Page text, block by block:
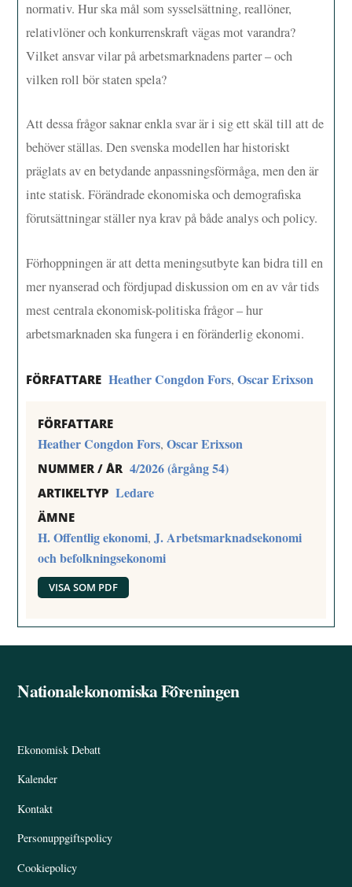
normativ. Hur ska mål som sysselsättning, reallöner,
relativlöner och konkurrenskraft vägas mot varandra?
Vilket ansvar vilar på arbetsmarknadens parter – och
vilken roll bör staten spela?
Att dessa frågor saknar enkla svar är i sig ett skäl till att de
behöver ställas. Den svenska modellen har historiskt
präglats av en betydande anpassningsförmåga, men den är
inte statisk. Förändrade ekonomiska och demografiska
förutsättningar ställer nya krav på både analys och policy.
Förhoppningen är att detta meningsutbyte kan bidra till en
mer nyanserad och fördjupad diskussion om en av vår tids
mest centrala ekonomisk-politiska frågor – hur
arbetsmarknaden ska fungera i en föränderlig ekonomi.
FÖRFATTARE Heather Congdon Fors,Oscar Erixson
FÖRFATTARE
Heather Congdon Fors,Oscar Erixson
NUMMER / ÅR 4/2026 (årgång 54)
ARTIKELTYP Ledare
ÄMNE
H. Offentlig ekonomi,J. Arbetsmarknadsekonomi
och befolkningsekonomi
VISA SOM PDF
Back
Nationalekonomiska Föreningen
Ekonomisk Debatt
Kalender
Kontakt
Personuppgiftspolicy
Cookiepolicy